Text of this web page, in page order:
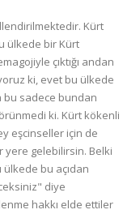
Kürt
ülkede bir Kürt
çıktığı andan
ki, evet bu ülkede
bu sadece bundan
ki. Kürt kökenli
eşcinseller için de
yere gelebilirsin. Belki
bu açıdan
diye
hakkı elde ettiler